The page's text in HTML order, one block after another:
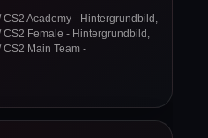
CS2 Academy - Hintergrundbild,
CS2 Female - Hintergrundbild,
CS2 Main Team -